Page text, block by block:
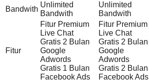
Bandwith
Unlimited
Bandwith
Unlimited
Bandwith
Fitur
Fitur Premium
Live Chat
Gratis 2 Bulan
Google
Adwords
Gratis 1 Bulan
Facebook Ads
Fitur Premium
Live Chat
Gratis 2 Bulan
Google
Adwords
Gratis 2 Bulan
Facebook Ads